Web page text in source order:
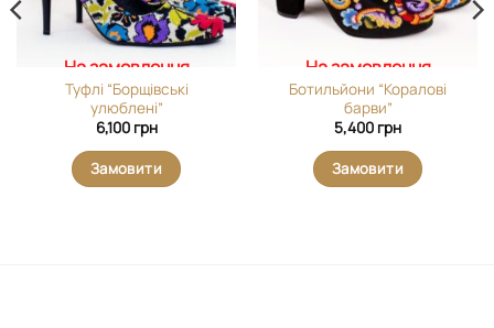
На замовлення
Туфлі “Борщівські
улюблені”
6,100 грн
Замовити
На замовлення
Ботильйони “Коралові
барви”
5,400 грн
Замовити